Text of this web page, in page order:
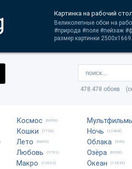
Картинка на рабочий
Великолепные обои на
#природа #поле #пейзаж
размер картинки
478.478 обоев
Космос (6006)
Кошки (7730)
Лето (9669)
Любовь (1791)
Макро (12622)
Ночь (12408)
Облака (945)
Озёра (6990)
Океан (13539)